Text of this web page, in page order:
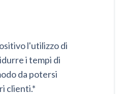
l'utilizzo di
i tempi di
da potersi
clienti.*